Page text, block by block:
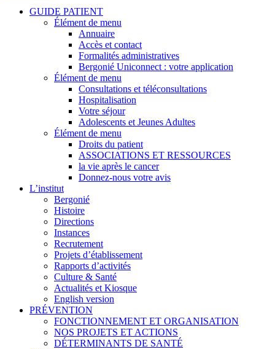
GUIDE PATIENT
Élément de menu
Annuaire
Accès et contact
Formalités administratives
Bergonié Uniconnect : votre application
Élément de menu
Consultations et téléconsultations
Hospitalisation
Votre séjour
Adolescents et Jeunes Adultes
Élément de menu
Droits du patient
ASSOCIATIONS ET RESSOURCES
la vie après le cancer
Donnez-nous votre avis
L’institut
Bergonié
Histoire
Directions
Instances
Recrutement
Projets d’établissement
Rapports d’activités
Culture & Santé
Actualités et Kiosque
English version
PRÉVENTION
FONCTIONNEMENT ET ORGANISATION
NOS PROJETS ET ACTIONS
DÉTERMINANTS DE SANTÉ